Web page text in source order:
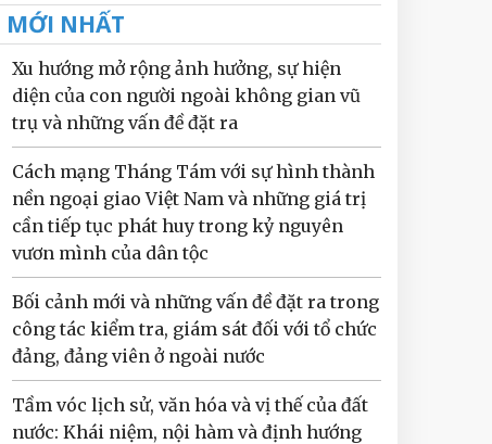
MỚI NHẤT
Xu hướng mở rộng ảnh hưởng, sự hiện
diện của con người ngoài không gian vũ
trụ và những vấn đề đặt ra
Cách mạng Tháng Tám với sự hình thành
nền ngoại giao Việt Nam và những giá trị
cần tiếp tục phát huy trong kỷ nguyên
vươn mình của dân tộc
Bối cảnh mới và những vấn đề đặt ra trong
công tác kiểm tra, giám sát đối với tổ chức
đảng, đảng viên ở ngoài nước
Tầm vóc lịch sử, văn hóa và vị thế của đất
nước: Khái niệm, nội hàm và định hướng